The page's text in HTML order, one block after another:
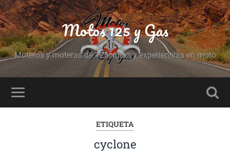
Motos 125 y Gas
Moteros y moteras de 125, rutas y experiencias en moto
ETIQUETA
cyclone